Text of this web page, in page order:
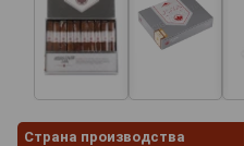
Страна производства